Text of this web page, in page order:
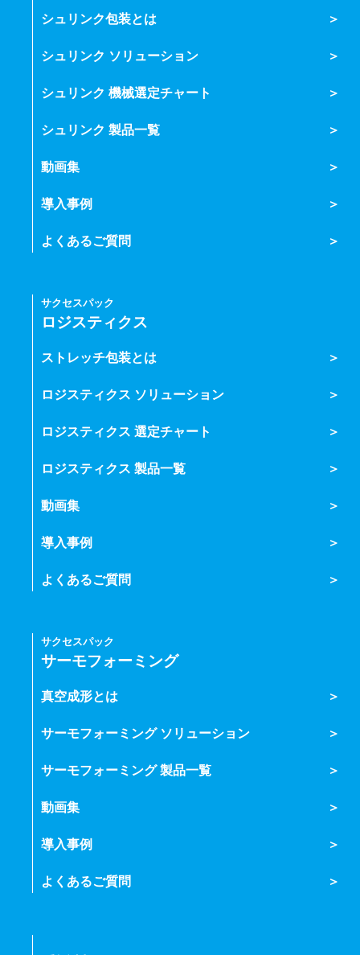
シュリンク包装とは
シュリンク ソリューション
シュリンク 機械選定チャート
シュリンク 製品一覧
動画集
導入事例
よくあるご質問
サクセスパック
ロジスティクス
ストレッチ包装とは
ロジスティクス ソリューション
ロジスティクス 選定チャート
ロジスティクス 製品一覧
動画集
導入事例
よくあるご質問
サクセスパック
サーモフォーミング
真空成形とは
サーモフォーミング ソリューション
サーモフォーミング 製品一覧
動画集
導入事例
よくあるご質問